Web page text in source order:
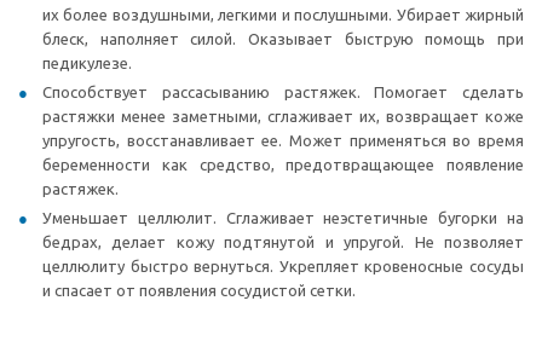
их более воздушными, легкими и послушными. Убирает жирный
блеск, наполняет силой. Оказывает быструю помощь при
педикулезе.
Способствует рассасыванию растяжек. Помогает сделать
растяжки менее заметными, сглаживает их, возвращает коже
упругость, восстанавливает ее. Может применяться во время
беременности как средство, предотвращающее появление
растяжек.
Уменьшает целлюлит. Сглаживает неэстетичные бугорки на
бедрах, делает кожу подтянутой и упругой. Не позволяет
целлюлиту быстро вернуться. Укрепляет кровеносные сосуды
и спасает от появления сосудистой сетки.